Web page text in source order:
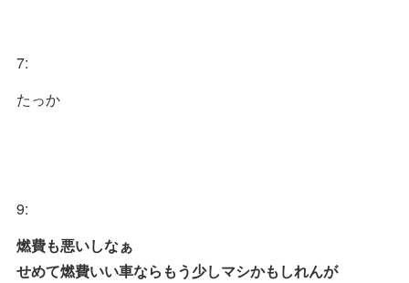
7:
たっか
9:
燃費も悪いしなぁ
せめて燃費いい車ならもう少しマシかもしれんが